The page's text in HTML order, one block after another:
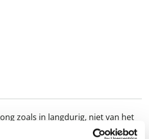
zoals in langdurig, niet van het
15 maanden nadat ik besmet raakte